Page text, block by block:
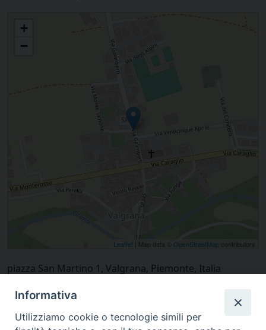
+
−
Leaflet | Map data © OpenStreetMap contributors
piazza San Martino 1, Valgrana, Piemonte, Italia
Informativa
Utilizziamo cookie o tecnologie simili per